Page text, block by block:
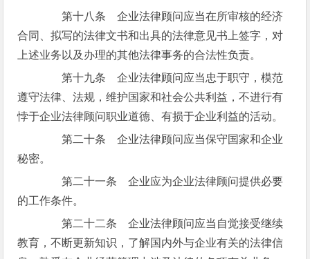
第十八条 企业法律顾问应当在所审核的经济
合同、拟写的法律文书和出具的法律意见书上签字，对
上述业务以及办理的其他法律事务的合法性负责。
第十九条 企业法律顾问应当忠于职守，模范
遵守法律、法规，维护国家和社会公共利益，不进行有
悖于企业法律顾问职业道德、有损于企业利益的活动。
第二十条 企业法律顾问应当保守国家和企业
秘密。
第二十一条 企业应为企业法律顾问提供必要
的工作条件。
第二十二条 企业法律顾问应当自觉接受继续
教育，不断更新知识，了解国内外与企业有关的法律信